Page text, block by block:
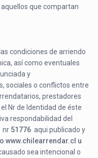
que compartan
condiciones de arriendo
así como eventuales
y
sociales o conflictos entre
prestadores
Nr de Identidad de éste
respondabilidad del
nr 51776 aqui publicado y
www.chilearrendar.cl u
sea intencional o